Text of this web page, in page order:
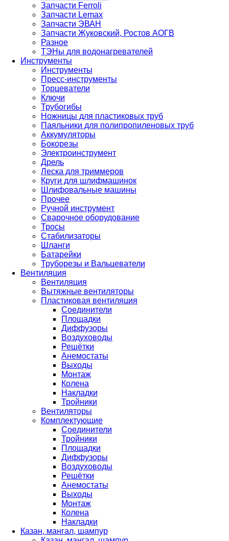
Запчасти Ferroli
Запчасти Lemax
Запчасти ЭВАН
Запчасти Жуковский, Ростов АОГВ
Разное
ТЭНы для водонагревателей
Инструменты
Инструменты
Пресс-инструменты
Торцеватели
Ключи
Трубогибы
Ножницы для пластиковых труб
Паяльники для полипропиленовых труб
Аккумуляторы
Бокорезы
Электроинструмент
Дрель
Леска для триммеров
Круги для шлифмашинок
Шлифовальные машины
Прочее
Ручной инструмент
Сварочное оборудование
Тросы
Стабилизаторы
Шланги
Батарейки
Труборезы и Вальцеватели
Вентиляция
Вентиляция
Вытяжные вентиляторы
Пластиковая вентиляция
Соединители
Площадки
Диффузоры
Воздуховоды
Решётки
Анемостаты
Выходы
Монтаж
Колена
Накладки
Тройники
Вентиляторы
Комплектующие
Соединители
Тройники
Площадки
Диффузоры
Воздуховоды
Решётки
Анемостаты
Выходы
Монтаж
Колена
Накладки
Казан, мангал, шампур